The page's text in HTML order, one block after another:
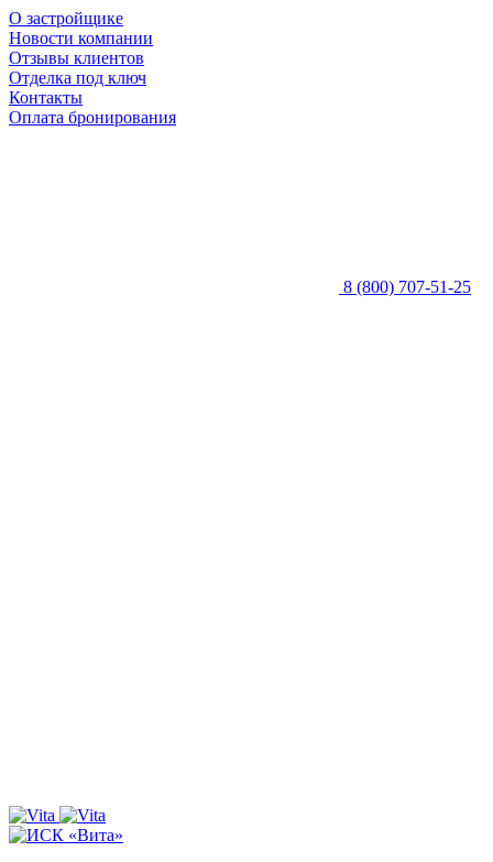
О застройщике
Новости компании
Отзывы клиентов
Отделка под ключ
Контакты
Оплата бронирования
8 (800) 707-51-25